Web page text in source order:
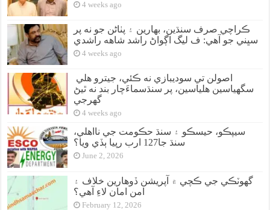
4 weeks ago
ڪراچي صرف سنڌين، بهارين ۽ پٺاڻن جو نه پر
سڀني جو آهي: ف ليگ اڳواڻ راشد شاهه راشدي
4 weeks ago
سگهياسين هلياسين، پر سنڌسماءَچار بند نه ٿيڻ
گهرجي
4 weeks ago
سيپڪو، حيسڪو ۽ سنڌ حڪومت جي نااهلي،
سنڌ جا127 ارب رپيا ٻڏي ويا؟
June 2, 2026
گهوٽڪي جي ڪچي ۾ آپريشن ڏوهارين خلاف ۽
امن امان لاءِ آهي؟
February 12, 2026